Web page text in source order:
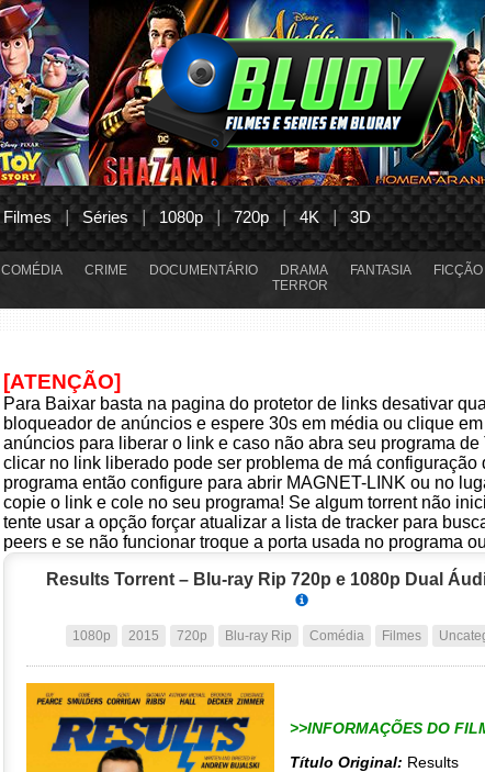
Filmes Séries 1080p 720p 4K 3D
COMÉDIA CRIME DOCUMENTÁRIO DRAMA FANTASIA FICÇÃO
TERROR
[ATENÇÃO]
Para Baixar basta na pagina do protetor de links desativar
bloqueador de anúncios e espere 30s em média ou clique
anúncios para liberar o link e caso não abra seu programa de
clicar no link liberado pode ser problema de má configuração
programa então configure para abrir MAGNET-LINK ou no
copie o link e cole no seu programa! Se algum torrent não
tente usar a opção forçar atualizar a lista de tracker para
peers e se não funcionar troque a porta usada no programa
Results Torrent – Blu-ray Rip 720p e 1080p Dual
1080p 2015 720p Blu-ray Rip Comédia Filmes
>>INFORMAÇÕES DO
Título Original: Results